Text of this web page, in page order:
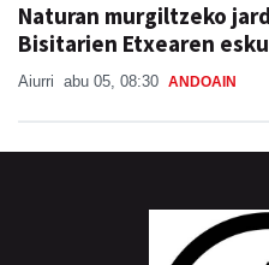
Naturan murgiltzeko
Bisitarien Etxearen
Aiurri abu 05, 08:30 ANDOAIN